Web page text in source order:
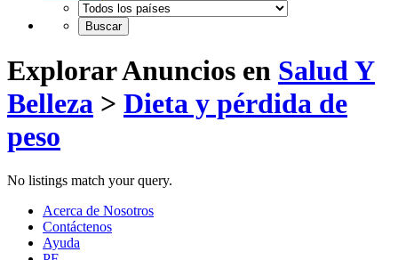
Explorar Anuncios en Salud Y
Belleza > Dieta y pérdida de
peso
No listings match your query.
Acerca de Nosotros
Contáctenos
Ayuda